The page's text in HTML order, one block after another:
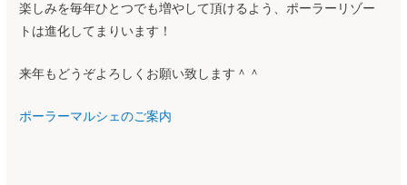
楽しみを毎年ひとつでも増やして頂けるよう、ポーラーリゾー
トは進化してまりいます！
来年もどうぞよろしくお願い致します＾＾
ポーラーマルシェのご案内